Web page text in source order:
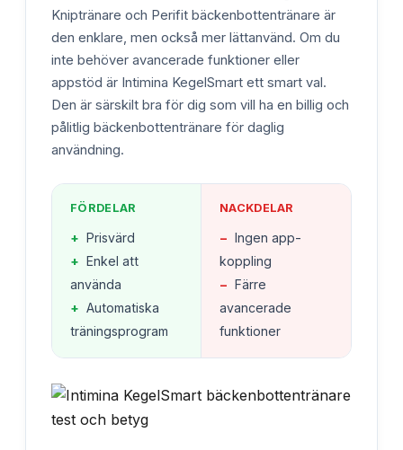
Kniptränare och Perifit bäckenbottentränare är
den enklare, men också mer lättanvänd. Om du
inte behöver avancerade funktioner eller
appstöd är Intimina KegelSmart ett smart val.
Den är särskilt bra för dig som vill ha en billig och
pålitlig bäckenbottentränare för daglig
användning.
FÖRDELAR
+ Prisvärd
+ Enkel att
använda
+ Automatiska
träningsprogram
NACKDELAR
− Ingen app-
koppling
− Färre
avancerade
funktioner